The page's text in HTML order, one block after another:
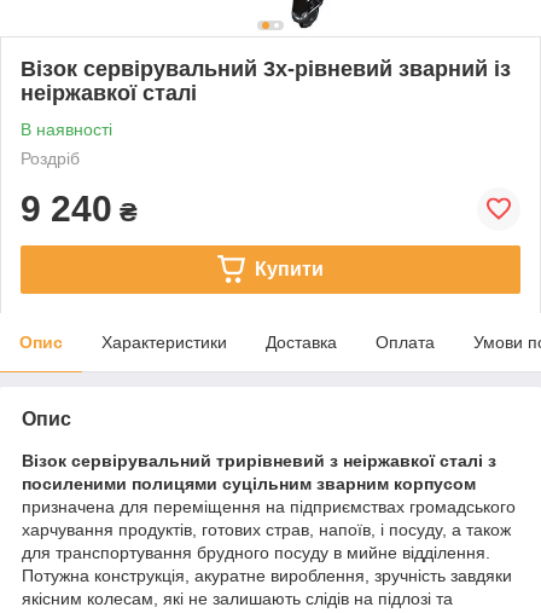
Візок сервірувальний 3х-рівневий зварний із
неіржавкої сталі
В наявності
Роздріб
9 240 ₴
Купити
Опис Характеристики Доставка Оплата Умови
Опис
Візок сервірувальний трирівневий з неіржавкої сталі з
посиленими полицями суцільним зварним корпусом
призначена для переміщення на підприємствах громадського
харчування продуктів, готових страв, напоїв, і посуду, а також
для транспортування брудного посуду в мийне відділення.
Потужна конструкція, акуратне вироблення, зручність завдяки
якісним колесам, які не залишають слідів на підлозі та